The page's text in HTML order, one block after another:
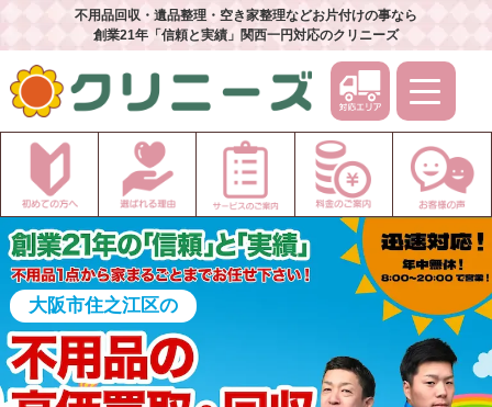
不用品回収・遺品整理・空き家整理などお片付けの事なら
創業21年「信頼と実績」関西一円対応のクリニーズ
大阪市住之江区の